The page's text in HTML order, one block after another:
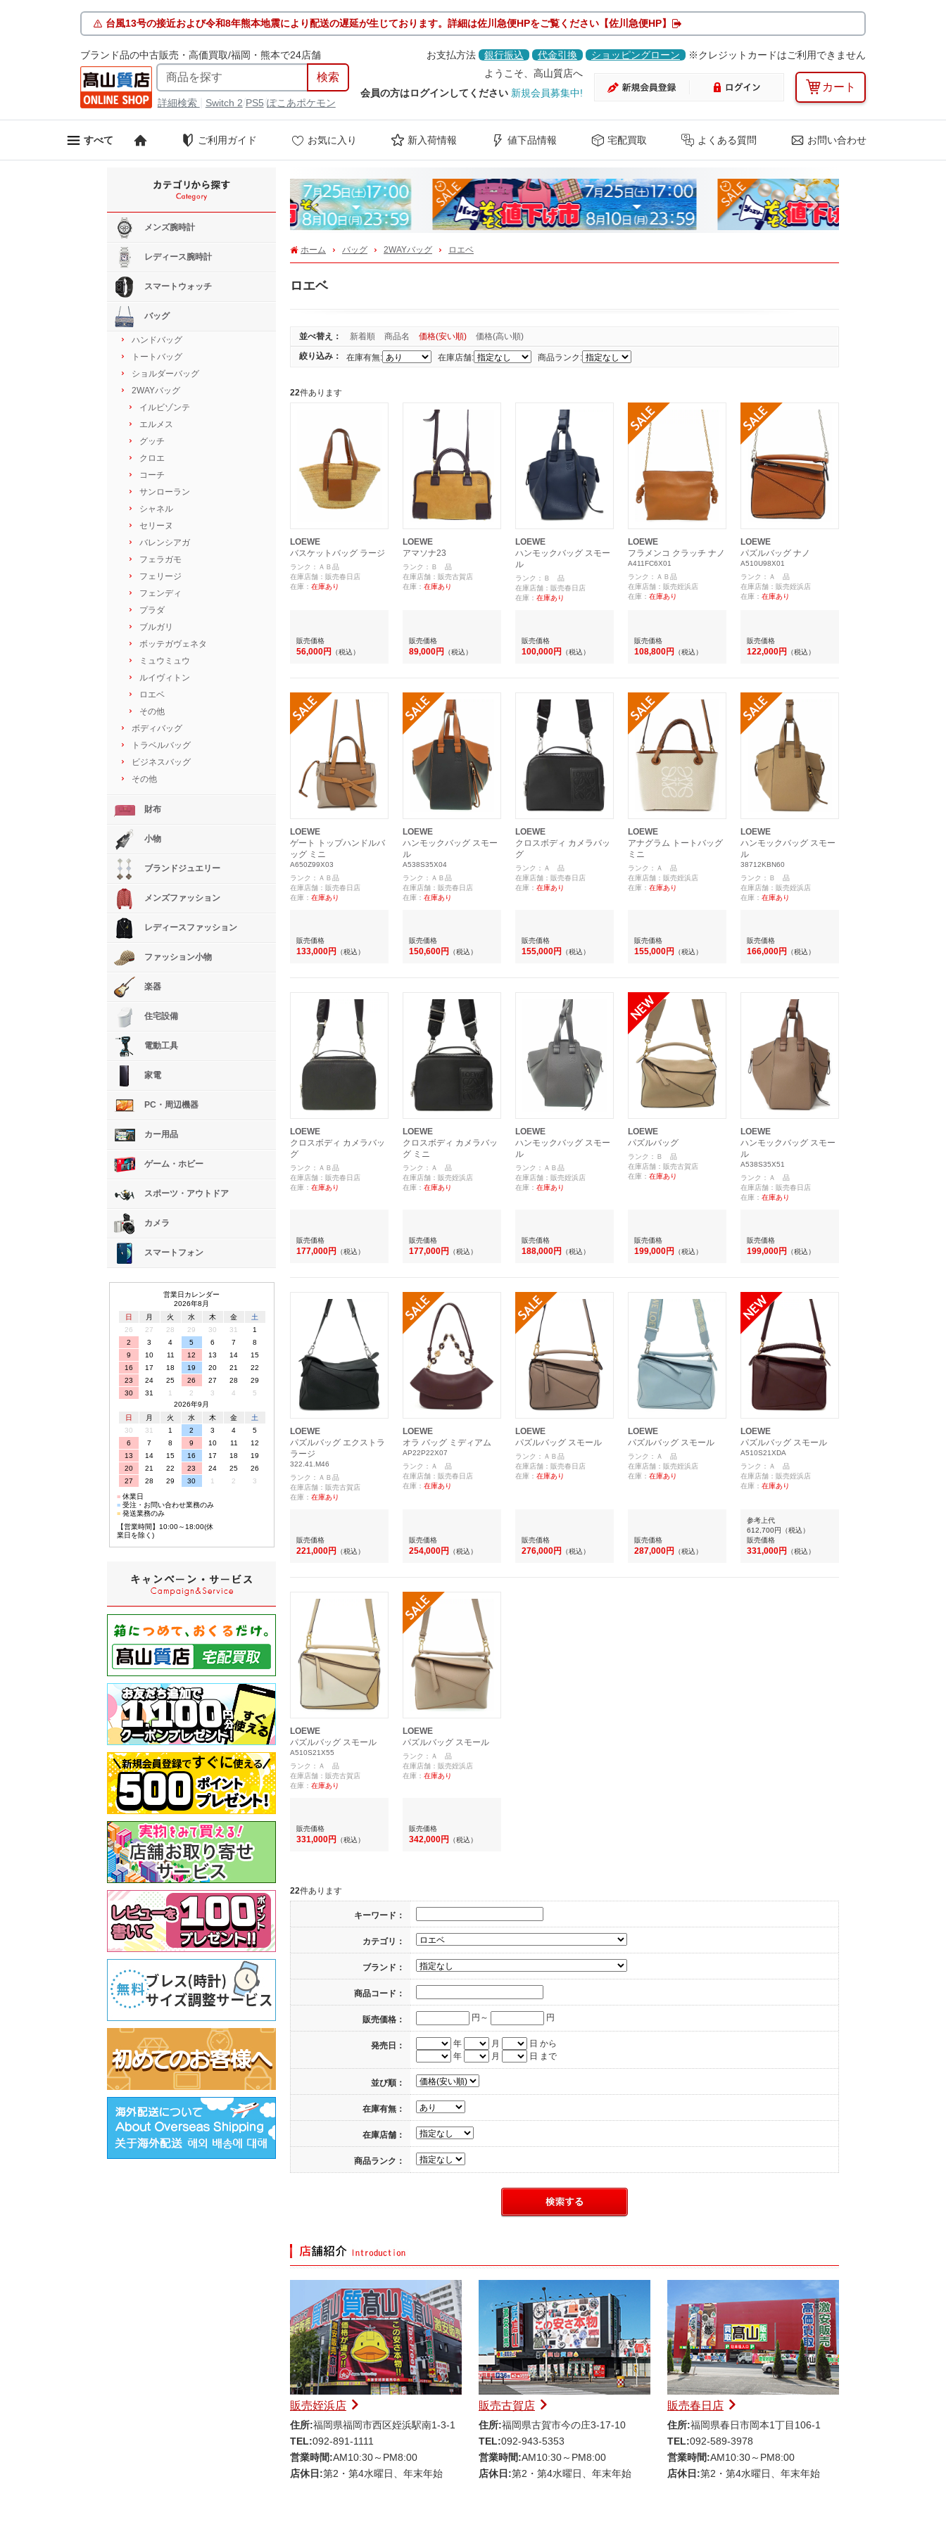
台風13号の接近および令和8年熊本地震により配送の遅延が生じております。詳細は佐川急便HPをご覧ください【佐川急便HP】
ブランド品の中古販売・高価買取/福岡・熊本で24店舗 お支払方法 銀行振込 代金引換 ショッピングローン ※クレジットカードはご利用できません
詳細検索 Switch 2 PS5 ぽこあポケモン
ようこそ、高山質店へ
会員の方はログインしてください 新規会員募集中! カート
すべて ご利用ガイド お気に入り 新入荷情報 値下品情報 宅配買取 よくある質問 お問い合わせ
Previous Next
ホーム バッグ 2WAYバッグ ロエベ
ロエベ
並べ替え： 新着順 商品名 価格(安い順)
価格(高い順)
絞り込み：
在庫有無: 在庫店舗: 商品ランク:
22件あります
LOEWE
バスケットバッグ ラージ
ランク：ＡＢ品
在庫店舗：販売春日店
在庫： 在庫あり
販売価格
56,000円 （税込）
LOEWE
アマソナ23
ランク：Ｂ 品
在庫店舗：販売古賀店
在庫： 在庫あり
販売価格
89,000円 （税込）
LOEWE
ハンモックバッグ スモー
ル
ランク：Ｂ 品
在庫店舗：販売春日店
在庫： 在庫あり
販売価格
100,000円 （税込）
LOEWE
フラメンコ クラッチ ナノ
A411FC6X01
ランク：ＡＢ品
在庫店舗：販売姪浜店
在庫： 在庫あり
販売価格
108,800円 （税込）
LOEWE
パズルバッグ ナノ
A510U98X01
ランク：Ａ 品
在庫店舗：販売姪浜店
在庫： 在庫あり
販売価格
122,000円 （税込）
LOEWE
ゲート トップハンドルバ
ッグ ミニ
A650Z99X03
ランク：ＡＢ品
在庫店舗：販売春日店
在庫： 在庫あり
販売価格
133,000円 （税込）
LOEWE
ハンモックバッグ スモー
ル
A538S35X04
ランク：ＡＢ品
在庫店舗：販売春日店
在庫： 在庫あり
販売価格
150,600円 （税込）
LOEWE
クロスボディ カメラバッ
グ
ランク：Ａ 品
在庫店舗：販売春日店
在庫： 在庫あり
販売価格
155,000円 （税込）
LOEWE
アナグラム トートバッグ
ミニ
ランク：Ａ 品
在庫店舗：販売姪浜店
在庫： 在庫あり
販売価格
155,000円 （税込）
LOEWE
ハンモックバッグ スモー
ル
38712KBN60
ランク：Ｂ 品
在庫店舗：販売姪浜店
在庫： 在庫あり
販売価格
166,000円 （税込）
LOEWE
クロスボディ カメラバッ
グ
ランク：ＡＢ品
在庫店舗：販売春日店
在庫： 在庫あり
販売価格
177,000円 （税込）
LOEWE
クロスボディ カメラバッ
グ ミニ
ランク：Ａ 品
在庫店舗：販売姪浜店
在庫： 在庫あり
販売価格
177,000円 （税込）
LOEWE
ハンモックバッグ スモー
ル
ランク：ＡＢ品
在庫店舗：販売姪浜店
在庫： 在庫あり
販売価格
188,000円 （税込）
LOEWE
パズルバッグ
ランク：Ｂ 品
在庫店舗：販売古賀店
在庫： 在庫あり
販売価格
199,000円 （税込）
LOEWE
ハンモックバッグ スモー
ル
A538S35X51
ランク：Ａ 品
在庫店舗：販売春日店
在庫： 在庫あり
販売価格
199,000円 （税込）
LOEWE
パズルバッグ エクストラ
ラージ
322.41.M46
ランク：ＡＢ品
在庫店舗：販売古賀店
在庫： 在庫あり
販売価格
221,000円 （税込）
LOEWE
オラ バッグ ミディアム
AP22P22X07
ランク：Ａ 品
在庫店舗：販売春日店
在庫： 在庫あり
販売価格
254,000円 （税込）
LOEWE
パズルバッグ スモール
ランク：ＡＢ品
在庫店舗：販売春日店
在庫： 在庫あり
販売価格
276,000円 （税込）
LOEWE
パズルバッグ スモール
ランク：Ａ 品
在庫店舗：販売姪浜店
在庫： 在庫あり
販売価格
287,000円 （税込）
LOEWE
パズルバッグ スモール
A510S21XDA
ランク：Ａ 品
在庫店舗：販売姪浜店
在庫： 在庫あり
参考上代
612,700円 （税込）
販売価格
331,000円 （税込）
LOEWE
パズルバッグ スモール
A510S21X55
ランク：Ａ 品
在庫店舗：販売古賀店
在庫： 在庫あり
販売価格
331,000円 （税込）
LOEWE
パズルバッグ スモール
ランク：Ａ 品
在庫店舗：販売姪浜店
在庫： 在庫あり
販売価格
342,000円 （税込）
22件あります
キーワード：
カテゴリ：
ブランド：
商品コード：
販売価格： 円～ 円
発売日： 年 月
日 から
年
月 日 まで
並び順：
在庫有無：
在庫店舗：
商品ランク：
販売姪浜店
住所:福岡県福岡市西区姪浜駅南1-3-1
TEL:092-891-1111
営業時間:AM10:30～PM8:00
店休日:第2・第4水曜日、年末年始
販売古賀店
住所:福岡県古賀市今の庄3-17-10
TEL:092-943-5353
営業時間:AM10:30～PM8:00
店休日:第2・第4水曜日、年末年始
販売春日店
住所:福岡県春日市岡本1丁目106-1
TEL:092-589-3978
営業時間:AM10:30～PM8:00
店休日:第2・第4水曜日、年末年始
メンズ腕時計
レディース腕時計
スマートウォッチ
バッグ
ハンドバッグ
トートバッグ
ショルダーバッグ
2WAYバッグ
イルビゾンテ
エルメス
グッチ
クロエ
コーチ
サンローラン
シャネル
セリーヌ
バレンシアガ
フェラガモ
フェリージ
フェンディ
プラダ
ブルガリ
ボッテガヴェネタ
ミュウミュウ
ルイヴィトン
ロエベ
その他
ボディバッグ
トラベルバッグ
ビジネスバッグ
その他
財布
小物
ブランドジュエリー
メンズファッション
レディースファッション
ファッション小物
楽器
住宅設備
電動工具
家電
PC・周辺機器
カー用品
ゲーム・ホビー
スポーツ・アウトドア
カメラ
スマートフォン
営業日カレンダー
2026年8月
日
月 火 水 木 金
土
26
27 28 29 30 31
1
2
3 4 5 6 7
8
9
10 11 12 13 14
15
16
17 18 19 20 21
22
23
24 25 26 27 28
29
30
31 1 2 3 4
5
2026年9月
日
月 火 水 木 金
土
30
31 1 2 3 4
5
6
7 8 9 10 11
12
13
14 15 16 17 18
19
20
21 22 23 24 25
26
27
28 29 30 1 2
3
■休業日
■受注・お問い合わせ業務のみ
■発送業務のみ
【営業時間】10:00～18:00(休
業日を除く)